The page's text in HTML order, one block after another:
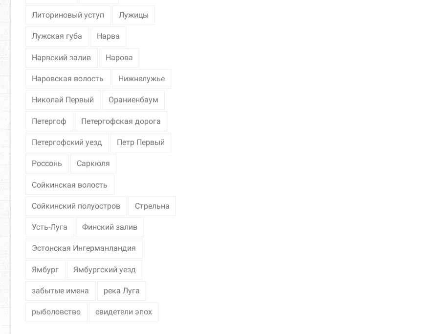
Литориновый уступ Лужицы
Лужская губа Нарва
Нарвский залив Нарова
Наровская волость Нижнелужье
Николай Первый Ораниенбаум
Петергоф Петергофская дорога
Петергофский уезд Петр Первый
Россонь Саркюля
Сойкинская волость
Сойкинский полуостров Стрельна
Усть-Луга Финский залив
Эстонская Ингерманландия
Ямбург Ямбургский уезд
забытые имена река Луга
рыболовство свидетели эпох